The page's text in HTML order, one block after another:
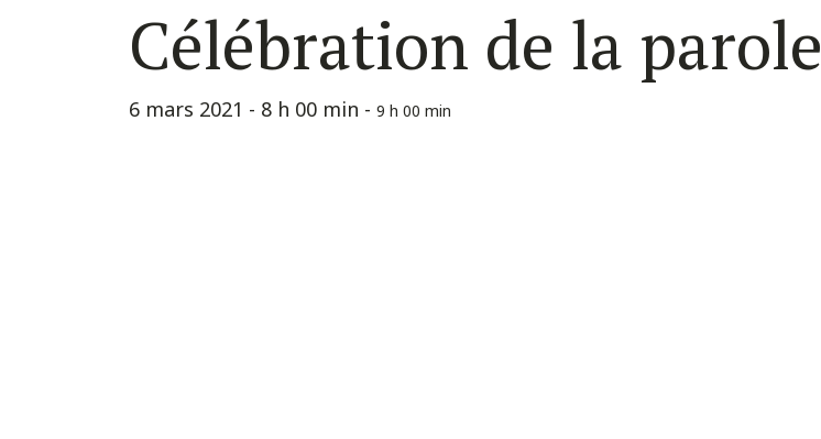
Célébration de la parole
6 mars 2021 - 8 h 00 min - 9 h 00 min